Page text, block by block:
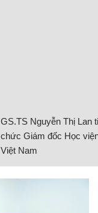
GS.TS Nguyễn Thị Lan
chức Giám đốc Học
Việt Nam